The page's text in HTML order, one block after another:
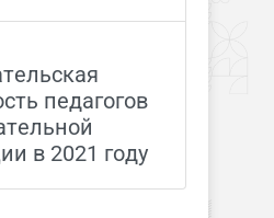
педагогов
в 2021 году